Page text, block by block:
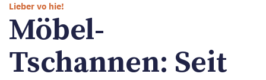
Lieber vo hie!
Möbel-
Tschannen: Seit